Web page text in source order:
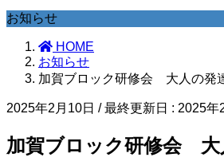
お知らせ
HOME
お知らせ
加賀ブロック研修会 大人の発
2025年2月10日 / 最終更新日 : 2025年
加賀ブロック研修会 大